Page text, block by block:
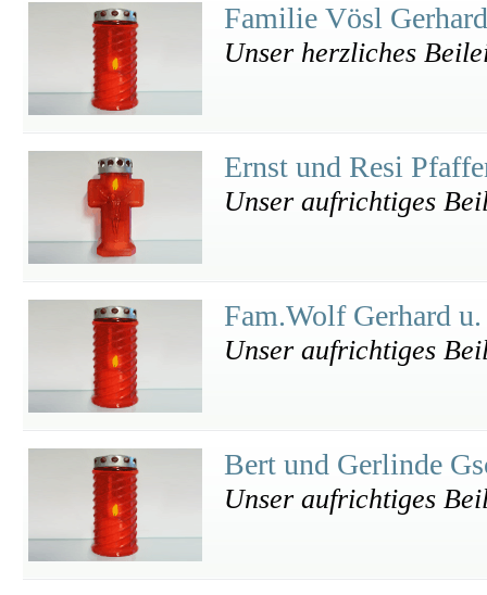
Familie Vösl
Unser herzliches
Ernst und Resi
Unser aufrichtiges
Fam.Wolf Gerhard
Unser aufrichtiges
Bert und Gerlinde
Unser aufrichtiges